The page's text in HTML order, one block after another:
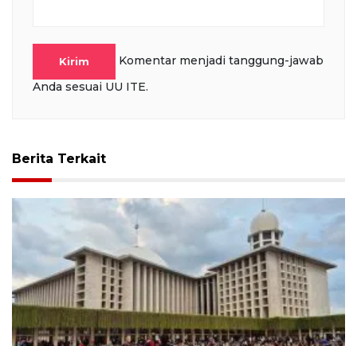
Kirim
Komentar menjadi tanggung-jawab
Anda sesuai UU ITE.
Berita Terkait